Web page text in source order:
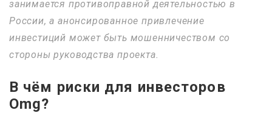
занимается противоправной деятельностью в
России, а анонсированное привлечение
инвестиций может быть мошенничеством со
стороны руководства проекта.
В чём риски для инвесторов
Omg?